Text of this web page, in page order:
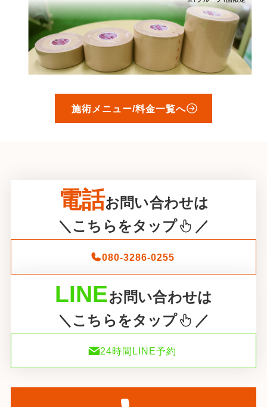
施術メニュー/料金一覧へ
電話お問い合わせは
＼こちらをタップ
／
080-3286-0255
LINEお問い合わせは
＼こちらをタップ
／
24時間LINE予約